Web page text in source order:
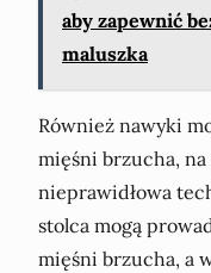
aby zapewnić
maluszka
Również nawyki
mięśni brzucha, na
nieprawidłowa
stolca mogą
mięśni brzucha, a